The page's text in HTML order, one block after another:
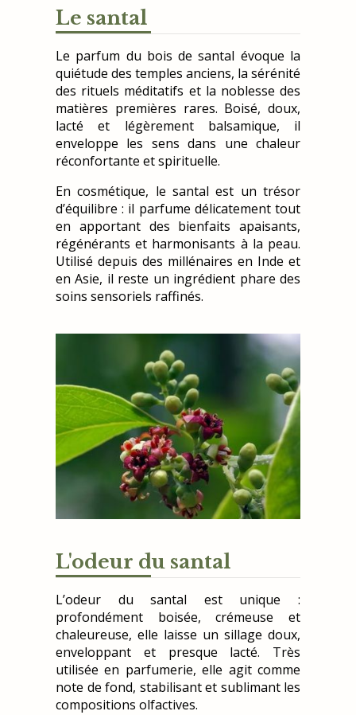
Le santal
Le parfum du bois de santal évoque la
quiétude des temples anciens, la sérénité
des rituels méditatifs et la noblesse des
matières premières rares. Boisé, doux,
lacté et légèrement balsamique, il
enveloppe les sens dans une chaleur
réconfortante et spirituelle.
En cosmétique, le santal est un trésor
d’équilibre : il parfume délicatement tout
en apportant des bienfaits apaisants,
régénérants et harmonisants à la peau.
Utilisé depuis des millénaires en Inde et
en Asie, il reste un ingrédient phare des
soins sensoriels raffinés.
L'odeur du santal
L’odeur du santal est unique :
profondément boisée, crémeuse et
chaleureuse, elle laisse un sillage doux,
enveloppant et presque lacté. Très
utilisée en parfumerie, elle agit comme
note de fond, stabilisant et sublimant les
compositions olfactives.